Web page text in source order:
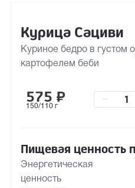
Курица Сациви
Куриное бедро в густом
картофелем беби
575 ₽
150/110 г
Пищевая ценность
Энергетическая
ценность